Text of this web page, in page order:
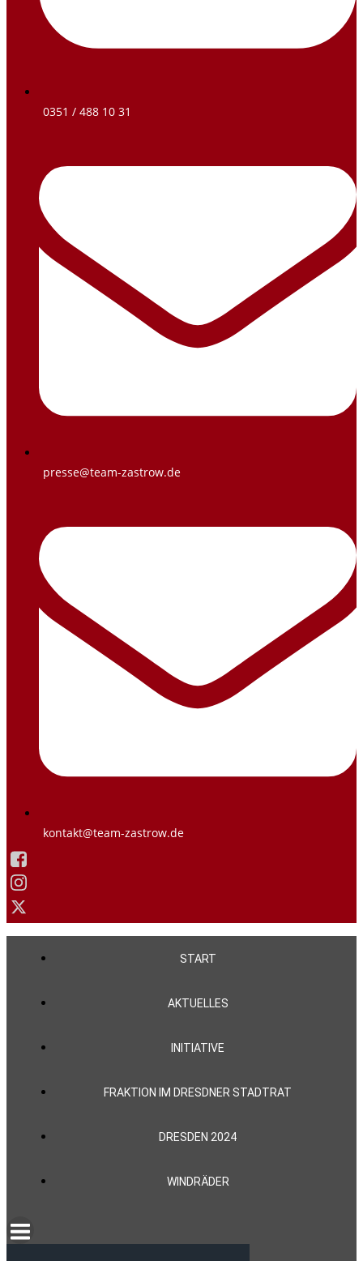
0351 / 488 10 31
presse@team-zastrow.de
kontakt@team-zastrow.de
START
AKTUELLES
INITIATIVE
FRAKTION IM DRESDNER STADTRAT
DRESDEN 2024
WINDRÄDER